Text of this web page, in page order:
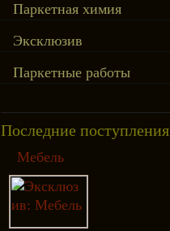
Паркетная химия
Эксклюзив
Паркетные работы
Последние поступления
Мебель